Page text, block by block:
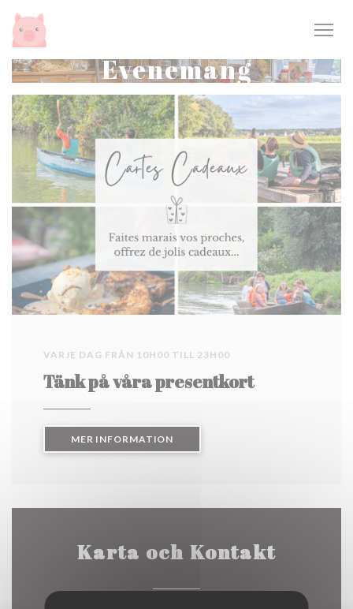
Cookie- hanteringspanel
Evenemang
VARJE DAG FRÅN 10H00 TILL 23H00
Tänk på våra presentkort
MER INFORMATION
Karta och Kontakt